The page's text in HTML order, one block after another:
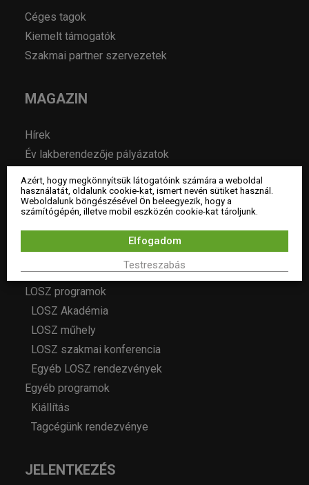
Céges tagok
Kiemelt támogatók
Szakmai partner szervezetek
MAGAZIN
Hírek
Év lakberendezője pályázatok
Pályázatok
Álláshirdetés
Archívum
ESEMÉNYEK
LOSZ programok
LOSZ Akadémia
LOSZ műhely
LOSZ szakmai konferencia
Egyéb LOSZ rendezvények
Egyéb programok
Kiállítás
Tagcégünk rendezvénye
JELENTKEZÉS
Azért, hogy megkönnyítsük látogatóink számára a weboldal
használatát, oldalunk cookie-kat, ismert nevén sütiket használ.
Weboldalunk böngészésével Ön beleegyezik, hogy a
számítógépén, illetve mobil eszközén cookie-kat tároljunk.
Testreszabás
Elfogadom